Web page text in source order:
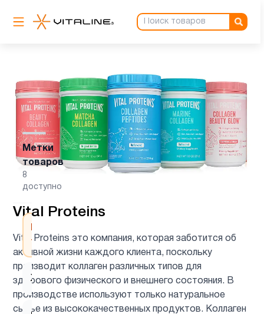
Vital Proteins
Vital Proteins это компания, которая заботится об
активной жизни каждого клиента, поскольку
производит коллаген различных типов для
здорового физического и внешнего состояния. В
производстве используют только натуральное
сырье из высококачественных продуктов. Коллаген
Метки
товаров
8
доступно
товары
15
Женщинам 8